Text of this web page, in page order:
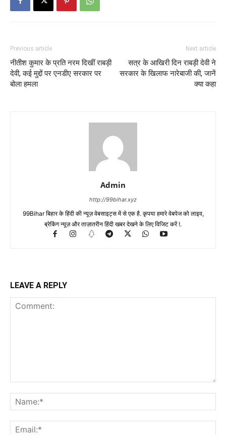
Previous article
नीतीश कुमार के प्रति नरम दिखीं राबड़ी
देवी, कई मुद्दों पर एनडीए सरकार पर
बोला हमला
Next article
सत्र के आखिरी दिन राबड़ी देवी ने
सरकार के खिलाफ नारेबाजी की, जानें
क्या कहा
Admin
http://99bihar.xyz
99Bihar बिहार के हिंदी की न्यूज़ वेबसाइट्स में से एक है. कृपया हमारे वेबपेज को लाइव,
ब्रेकिंग न्यूज़ और ताज़ातरीन हिंदी खबर देखने के लिए विजिट करें !.
LEAVE A REPLY